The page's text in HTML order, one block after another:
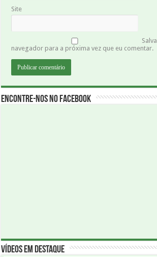
Site
navegador para a próxima vez que eu comentar.
Encontre-nos no Facebook
Vídeos em Destaque